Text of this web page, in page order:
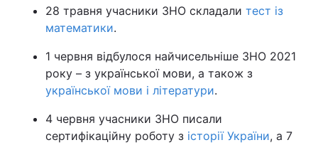
28 травня учасники ЗНО складали тест із
математики.
1 червня відбулося найчисельніше ЗНО 2021
року – з української мови, а також з
української мови і літератури.
4 червня учасники ЗНО писали
сертифікаційну роботу з історії України, а 7